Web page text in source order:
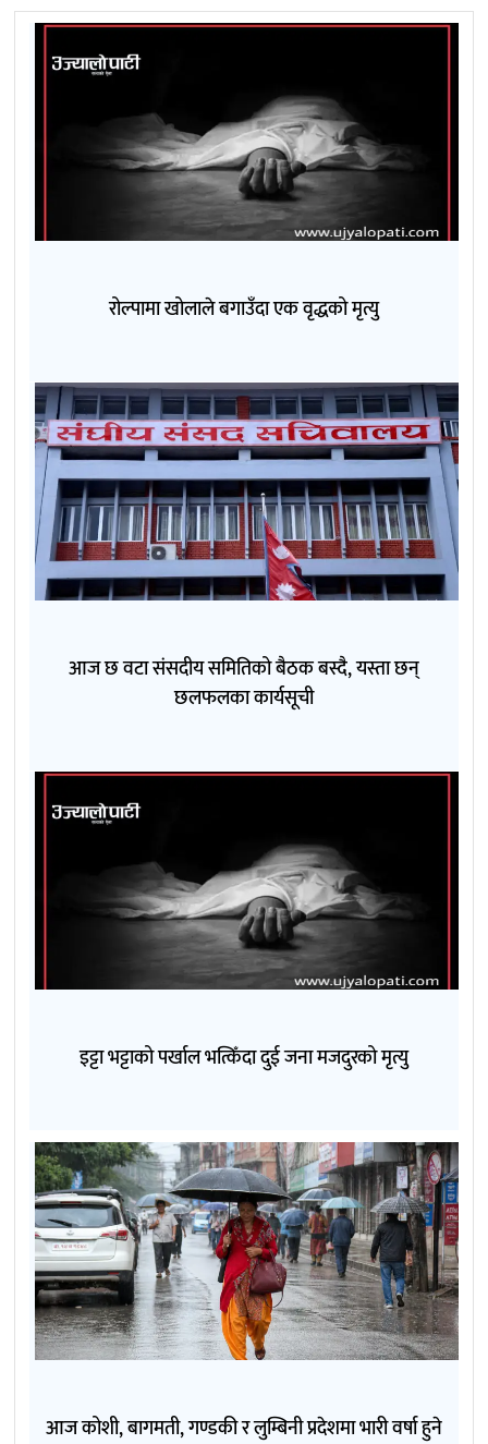
रोल्पामा खोलाले बगाउँदा एक वृद्धको मृत्यु
आज छ वटा संसदीय समितिको बैठक बस्दै, यस्ता छन्
छलफलका कार्यसूची
इट्टा भट्टाको पर्खाल भत्किँदा दुई जना मजदुरको मृत्यु
आज कोशी, बागमती, गण्डकी र लुम्बिनी प्रदेशमा भारी वर्षा हुने